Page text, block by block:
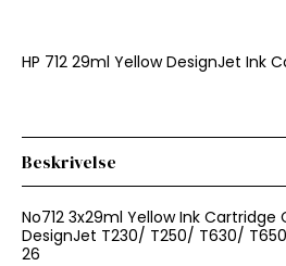
HP 712 29ml Yellow DesignJet Ink
Beskrivelse
No712 3x29ml Yellow Ink
DesignJet T230/ T250/ T630/
26